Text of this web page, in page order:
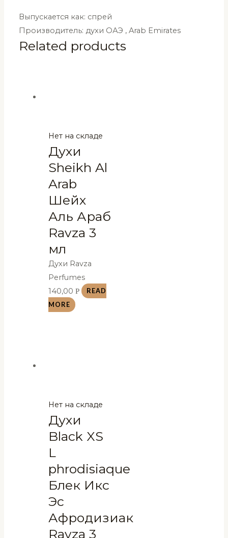
Выпускается как: спрей
Производитель: духи ОАЭ , Arab Emirates
Related products
Нет на складе
Духи
Sheikh Al
Arab
Шейх
Аль Араб
Ravza 3
мл
Духи Ravza
Perfumes
140,00Р
READ
MORE
Нет на складе
Духи
Black XS
L
phrodisiaque
Блек Икс
Эс
Афродизиак
Ravza 3